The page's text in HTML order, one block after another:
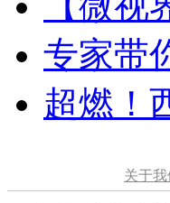
专家带
超燃！
关于我